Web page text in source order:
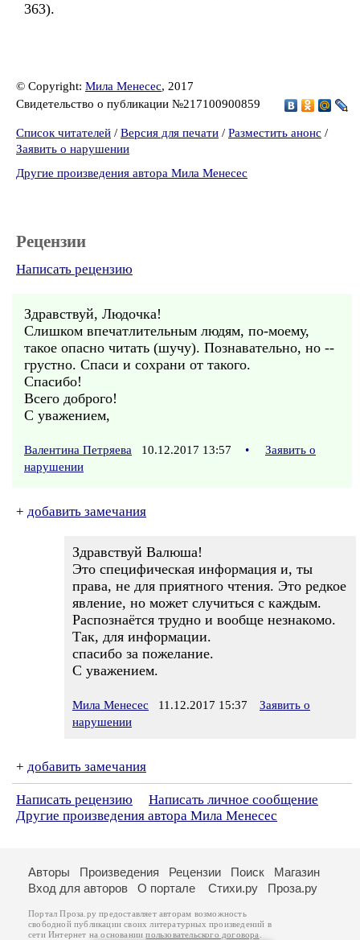
363).
© Copyright: Мила Менесес, 2017
Свидетельство о публикации №217100900859
Список читателей / Версия для печати / Разместить анонс /
Заявить о нарушении
Другие произведения автора Мила Менесес
Рецензии
Написать рецензию
Здравствуй, Людочка!
Слишком впечатлительным людям, по-моему,
такое опасно читать (шучу). Познавательно, но --
грустно. Спаси и сохрани от такого.
Спасибо!
Всего доброго!
С уважением,
Валентина Петряева 10.12.2017 13:57 •
Заявить о
нарушении
+ добавить замечания
Здравствуй Валюша!
Это специфическая информация и, ты
права, не для приятного чтения. Это редкое
явление, но может случиться с каждым.
Распознаётся трудно и вообще незнакомо.
Так, для информации.
спасибо за пожелание.
С уважением.
Мила Менесес 11.12.2017 15:37
Заявить о
нарушении
+ добавить замечания
Написать рецензию
Написать личное сообщение
Другие произведения автора Мила Менесес
Авторы Произведения Рецензии Поиск
Магазин
Вход для авторов
О портале Стихи.ру Проза.ру
Портал Проза.ру предоставляет авторам возможность
свободной публикации своих литературных произведений в
сети Интернет на основаниипользовательского договора